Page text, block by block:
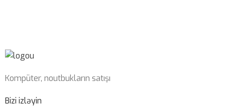
Kompüter, noutbukların satışı
Bizi izləyin